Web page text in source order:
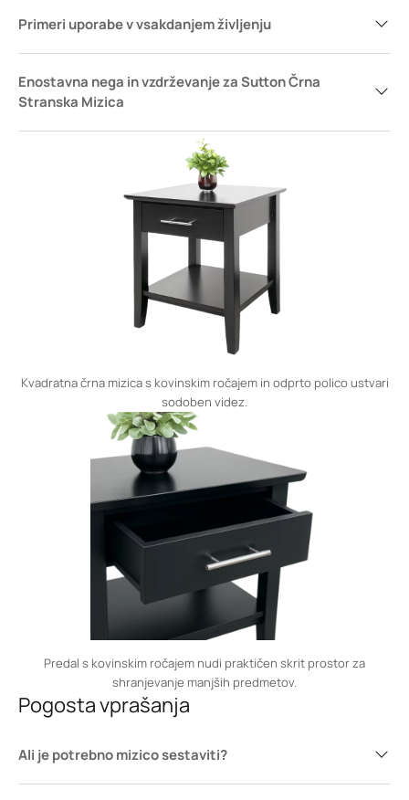
Primeri uporabe v vsakdanjem življenju
Enostavna nega in vzdrževanje za Sutton Črna
Stranska Mizica
Kvadratna črna mizica s kovinskim ročajem in odprto polico ustvari
sodoben videz.
Predal s kovinskim ročajem nudi praktičen skrit prostor za
shranjevanje manjših predmetov.
Pogosta vprašanja
Ali je potrebno mizico sestaviti?